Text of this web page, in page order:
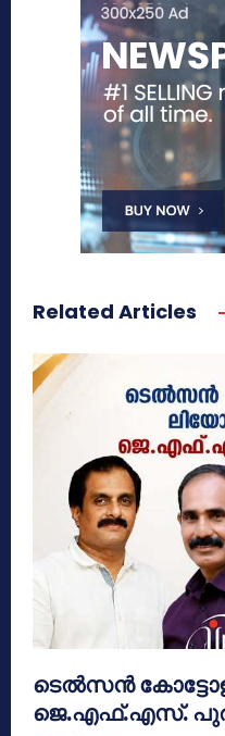
Related Articles
ടെൽസൻ
ജെ.എഫ്.എസ്.